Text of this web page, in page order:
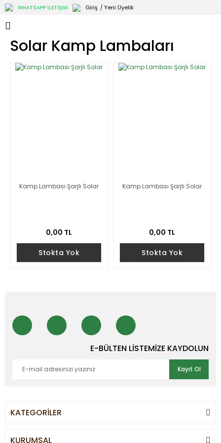
WHATSAPP İLETİŞİM Giriş / Yeni Üyelik
Solar Kamp Lambaları
Kamp Lambası Şarjlı Solar
0,00 TL
Stokta Yok
Kamp Lambası Şarjlı Solar
0,00 TL
Stokta Yok
E-BÜLTEN LİSTEMİZE KAYDOLUN
Kayıt Ol
KATEGORİLER
KURUMSAL